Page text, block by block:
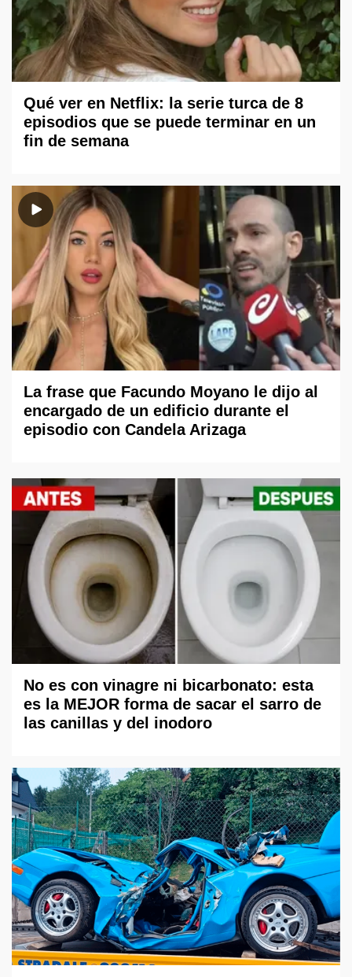
Qué ver en Netflix: la serie turca de 8
episodios que se puede terminar en un
fin de semana
La frase que Facundo Moyano le dijo al
encargado de un edificio durante el
episodio con Candela Arizaga
No es con vinagre ni bicarbonato: esta
es la MEJOR forma de sacar el sarro de
las canillas y del inodoro